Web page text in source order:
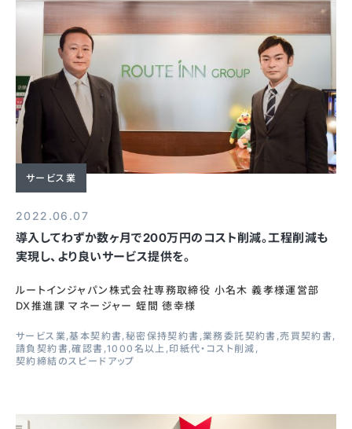
サービス業
2022.06.07
導入してわずか数ヶ月で200万円のコスト削減。工程削減も
実現し、より良いサービス提供を。
ルートインジャパン株式会社専務取締役 小名木 義孝様運営部
DX推進課 マネージャー 蛭間 徳幸様
サービス業 基本契約書 秘密保持契約書 業務委託契約書 売買契約書
請負契約書 確認書 1000名以上 印紙代・コスト削減
契約締結のスピードアップ